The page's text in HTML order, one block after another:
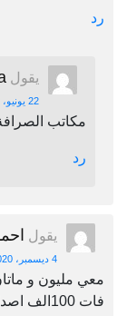
رد
يقول
22 يونيو، 2022 الساعة 2:48 م
مكاتب
رد
يقول
4 ديسمبر، 2020 الساعة 4:48 م
معي مليون و
فات 100الف اصدار1993موبيل رقم01226312609